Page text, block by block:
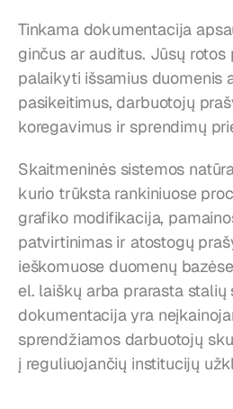
Tinkama dokumentacija
ginčus ar auditus. Jūsų rotos
palaikyti išsamius duomenis
pasikeitimus, darbuotojų
koregavimus ir sprendimų
Skaitmeninės sistemos
kurio trūksta rankiniuose
grafiko modifikacija,
patvirtinimas ir atostogų
ieškomuose duomenų
el. laiškų arba prarasta stalių
dokumentacija yra
sprendžiamos darbuotojų
į reguliuojančių institucijų